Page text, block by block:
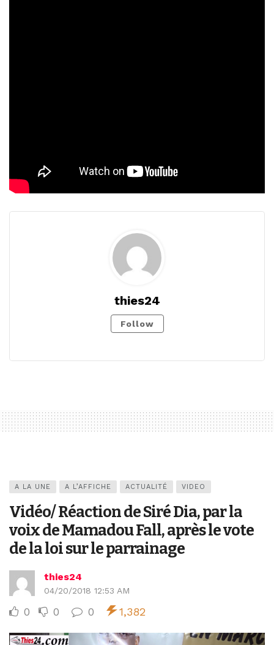
thies24
Follow
A LA UNE A L’AFFICHE ACTUALITÉ VIDEO
Vidéo/ Réaction de Siré Dia, par la
voix de Mamadou Fall, après le vote
de la loi sur le parrainage
thies24
04/20/2018 12:53 AM
0 0 0 1,382